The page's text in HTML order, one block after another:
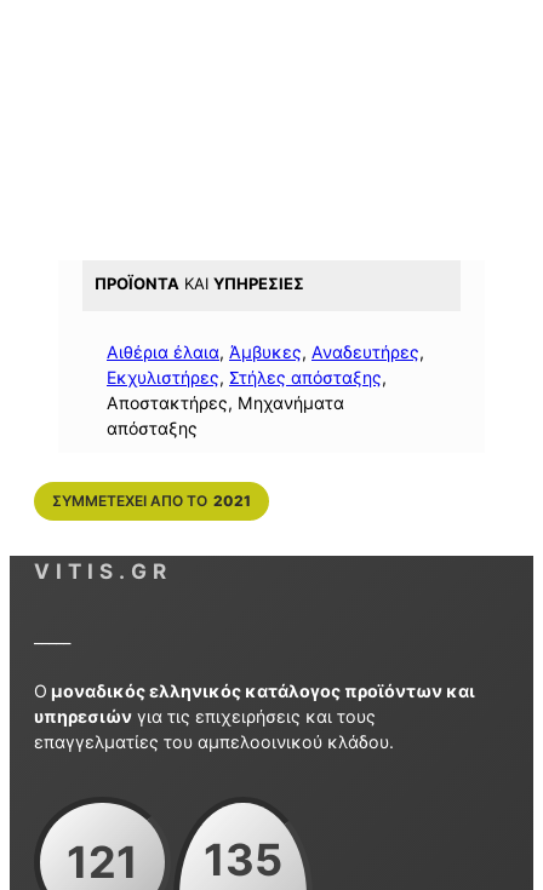
ΠΡΟΪΌΝΤΑ ΚΑΙ ΥΠΗΡΕΣΊΕΣ
Αιθέρια έλαια, Άμβυκες, Αναδευτήρες
Εκχυλιστήρες, Στήλες απόσταξης,
Αποστακτήρες, Μηχανήματα
απόσταξης
ΣΥΜΜΕΤΈΧΕΙ ΑΠΌ ΤΟ 2021
VITIS.GR
Ο μοναδικός ελληνικός κατάλογος προϊόντων και
υπηρεσιών για τις επιχειρήσεις και τους
επαγγελματίες του αμπελοοινικού κλάδου.
121 135